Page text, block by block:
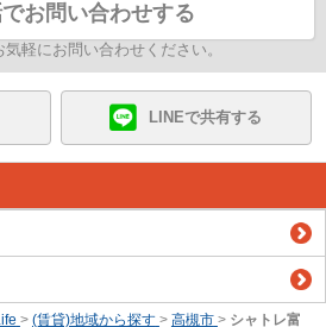
お問い合わせする
軽にお問い合わせください。
LINEで共有する
> (賃貸)地域から探す > 高槻市 > シャトレ富